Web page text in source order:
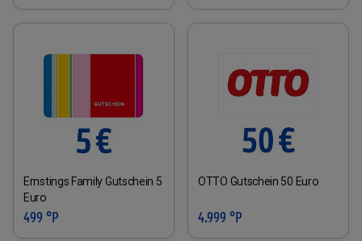
Ernstings Family Gutschein 5
Euro
499 °P
OTTO Gutschein 50 Euro
4.999 °P